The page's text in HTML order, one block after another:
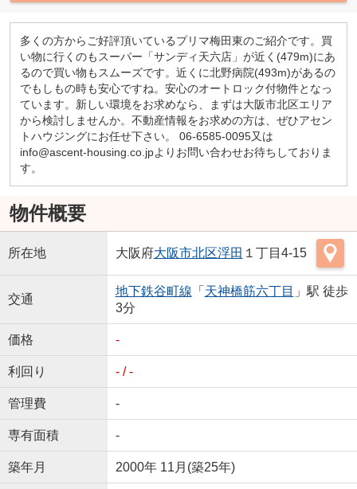
多くの方からご好評頂いているプリマ梅田東のご紹介です。買
い物に行くのもスーパー「サンディ天六店」が近く(479m)にあ
るので買い物もスムーズです。近くに北野病院(493m)があるの
でもしもの時も安心ですね。安心のオートロック付物件となっ
ています。新しい環境をお求めなら、まずは大阪市北区エリア
から検討しませんか。不動産情報をお求めの方は、ぜひアセン
トハウジングにお任せ下さい。 06-6585-0095又は
info@ascent-housing.co.jpよりお問い合わせお待ちしておりま
す。
物件概要
所在地 大阪府大阪市北区浮田 １丁目4-15
交通
地下鉄谷町線 「 天神橋筋六丁目 」駅 徒歩
3分
価格 -
利回り - / -
管理費 -
専有面積 -
築年月 2000年 11月(築25年)